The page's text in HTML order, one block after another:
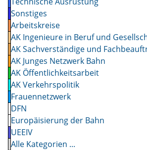
Sonstiges
Arbeitskreise
AK Ingenieure in Beruf und
AK Sachverständige und
AK Junges Netzwerk Bahn
AK Öffentlichkeitsarbeit
AK Verkehrspolitik
Frauennetzwerk
DFN
Europäisierung der Bahn
UEEIV
Alle Kategorien ...